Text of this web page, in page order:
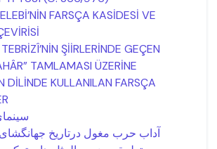
FARSÇA KASİDESİ VE
ŞİİRLERİNDE GEÇEN
TAMLAMASI ÜZERİNE
DİLİNDE KULLANILAN FARSÇA
آداب حرب مغول درتاریخ